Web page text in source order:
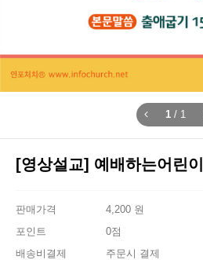
1 / 1
[영상설교] 예배하는어린
판매가격
4,200 원
포인트
0점
배송비결제
주문시 결제